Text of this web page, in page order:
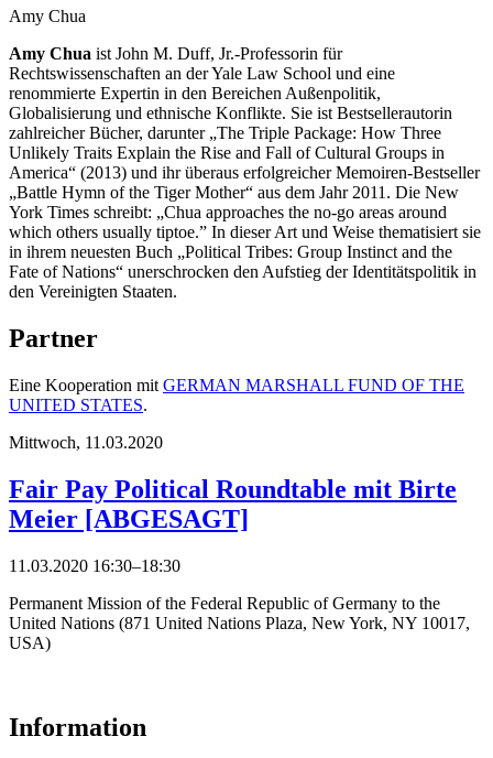
Amy Chua
Amy Chua ist John M. Duff, Jr.-Professorin für
Rechtswissenschaften an der Yale Law School und eine
renommierte Expertin in den Bereichen Außenpolitik,
Globalisierung und ethnische Konflikte. Sie ist Bestsellerautorin
zahlreicher Bücher, darunter „The Triple Package: How Three
Unlikely Traits Explain the Rise and Fall of Cultural Groups in
America“ (2013) und ihr überaus erfolgreicher Memoiren-Bestseller
„Battle Hymn of the Tiger Mother“ aus dem Jahr 2011. Die New
York Times schreibt: „Chua approaches the no-go areas around
which others usually tiptoe.” In dieser Art und Weise thematisiert sie
in ihrem neuesten Buch „Political Tribes: Group Instinct and the
Fate of Nations“ unerschrocken den Aufstieg der Identitätspolitik in
den Vereinigten Staaten.
Partner
Eine Kooperation mit GERMAN MARSHALL FUND OF THE
UNITED STATES.
Mittwoch, 11.03.2020
Fair Pay Political Roundtable mit Birte
Meier [ABGESAGT]
11.03.2020 16:30–18:30
Permanent Mission of the Federal Republic of Germany to the
United Nations (871 United Nations Plaza, New York, NY 10017,
USA)
Information